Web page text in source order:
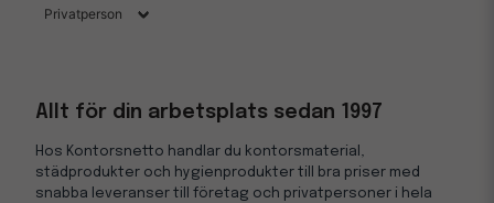
Allt för din arbetsplats sedan 1997
Hos Kontorsnetto handlar du kontorsmaterial,
städprodukter och hygienprodukter till bra priser med
snabba leveranser till företag och privatpersoner i hela